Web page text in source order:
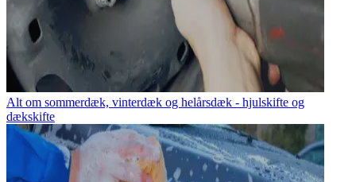
Alt om sommerdæk, vinterdæk og helårsdæk - hjulskifte og
dækskifte